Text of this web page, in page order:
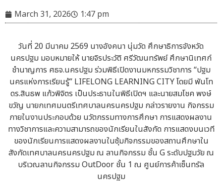
March 31, 2026 1:47 pm
วันที่ 20 มีนาคม 2569 นางอังคนา นุ่มวัด ศึกษาธิการจังหวัด
นครปฐม มอบหมายให้ นายจิรประวัติ ศรีวัฒนทรัพย์ ศึกษานิเทศก์
ชำนาญการ ศธจ.นครปฐม ร่วมพิธีเปิดงานมหกรรมวิชาการ “ปฐม
นครแห่งการเรียนรู้” LIFELONG LEARNING CITY โดยมี พันโท
ดร.สินธพ แก้วพิจิตร เป็นประธานในพิธีเปิดฯ และนายสมโชค พงษ์
ขวัญ นายกเทศมนตรีเทศบาลนครนครปฐม กล่าวรายงาน กิจกรรม
ภายในงานประกอบด้วย นวัตกรรมทางการศึกษา การแสดงผลงาน
ทางวิชาการและความสามารถของนักเรียนในสังกัด การแสดงบนเวที
ของนักเรียนการแสดงผลงานในซุ้มกิจกรรมของสถานศึกษาใน
สังกัดเทศบาลนครนครปฐม ณ ลานกิจกรรม ชั้น G ระดับปฐมวัย ณ
บริเวณลานกิจกรรม OutDoor ชั้น 1 ณ ศูนย์การค้าเซ็นทรัล
นครปฐม